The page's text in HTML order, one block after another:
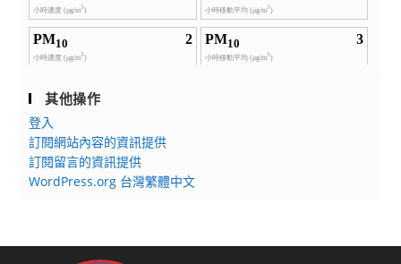
其他操作
登入
訂閱網站內容的資訊提供
訂閱留言的資訊提供
WordPress.org 台灣繁體中文